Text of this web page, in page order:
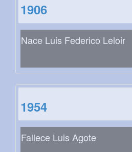
1906
Nace Luis Federico Leloir
1954
Fallece Luis Agote